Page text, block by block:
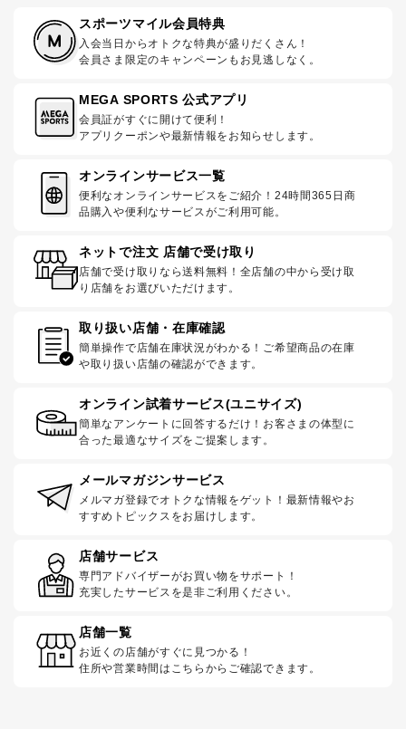
スポーツマイル会員特典
入会当日からオトクな特典が盛りだくさん！
会員さま限定のキャンペーンもお見逃しなく。
MEGA SPORTS 公式アプリ
会員証がすぐに開けて便利！
アプリクーポンや最新情報をお知らせします。
オンラインサービス一覧
便利なオンラインサービスをご紹介！24時間365日商
品購入や便利なサービスがご利用可能。
ネットで注文 店舗で受け取り
店舗で受け取りなら送料無料！全店舗の中から受け取
り店舗をお選びいただけます。
取り扱い店舗・在庫確認
簡単操作で店舗在庫状況がわかる！ご希望商品の在庫
や取り扱い店舗の確認ができます。
オンライン試着サービス(ユニサイズ)
簡単なアンケートに回答するだけ！お客さまの体型に
合った最適なサイズをご提案します。
メールマガジンサービス
メルマガ登録でオトクな情報をゲット！最新情報やお
すすめトピックスをお届けします。
店舗サービス
専門アドバイザーがお買い物をサポート！
充実したサービスを是非ご利用ください。
店舗一覧
お近くの店舗がすぐに見つかる！
住所や営業時間はこちらからご確認できます。